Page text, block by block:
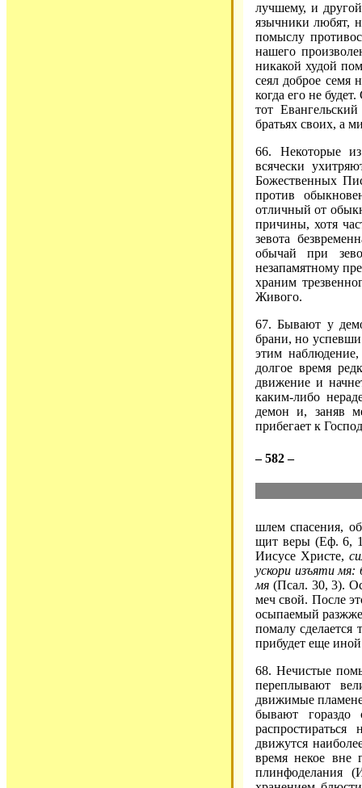
лучшему, и
язычники любят,
помыслу
нашего
никакой худой
сеял доброе семя
когда его не
тот
братьях своих, а
66. Некоторые
всячески
Божественных
против
отличный от
причины, хотя
зевота
обычай при
незапамятному
храним
Живого.
67. Бывают у
брани, но
этим
долгое время
движение и
каким-либо
демон и, заняв
прибегает к
– 582 –
шлем спасения,
щит веры (Еф. 6,
Иисусе Христе,
ускори изъяти
мя (Псал. 30, 3).
меч свой. После
осыпаемый
помалу
прибудет еще
68. Нечистые
переплывают
движимые
бывают гораздо
движутся
время некое вне
плинфоделания